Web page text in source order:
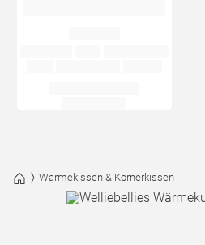
Wärmekissen & Körnerkissen